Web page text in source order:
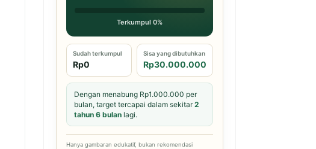
Terkumpul 0%
Sudah terkumpul
Rp0
Sisa yang dibutuhkan
Rp30.000.000
Dengan menabung Rp1.000.000 per
bulan, target tercapai dalam sekitar2
tahun 6 bulan lagi.
Hanya gambaran edukatif, bukan rekomendasi